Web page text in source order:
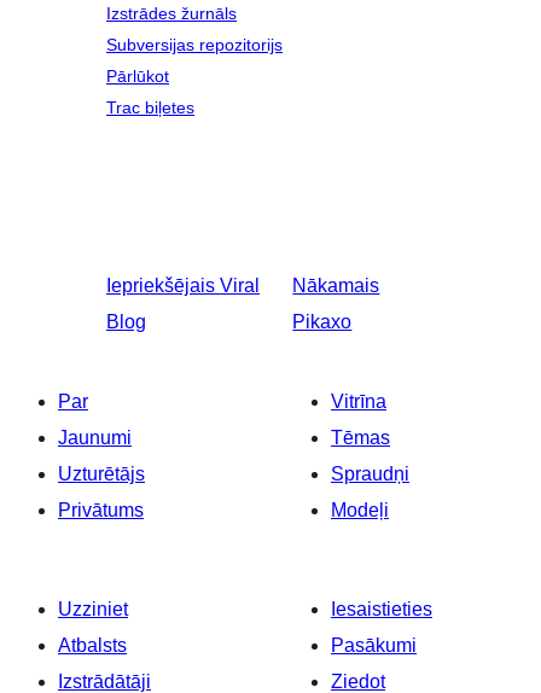
Izstrādes žurnāls
Subversijas repozitorijs
Pārlūkot
Trac biļetes
Iepriekšējais Viral
Blog
Nākamais
Pikaxo
Par
Jaunumi
Uzturētājs
Privātums
Vitrīna
Tēmas
Spraudņi
Modeļi
Uzziniet
Atbalsts
Izstrādātāji
Iesaistieties
Pasākumi
Ziedot